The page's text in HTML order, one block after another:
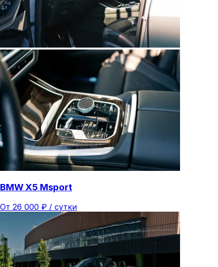
BMW X5 Msport
От 26 000 ₽ / сутки